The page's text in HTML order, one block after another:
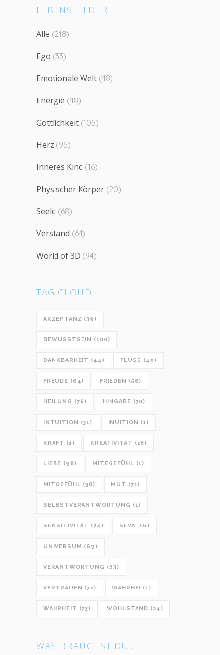
LEBENSFELDER
Alle (218)
Ego (33)
Emotionale Welt (48)
Energie (48)
Göttlichkeit (105)
Herz (95)
Inneres Kind (16)
Physischer Körper (20)
Seele (68)
Verstand (64)
World of 3D (94)
TAG CLOUD
AKZEPTANZ (39)
BEWUSSTSEIN (100)
DANKBARKEIT (44) FLUSS (40)
FREUDE (64) FRIEDEN (56)
HEILUNG (76) HINGABE (70)
INTUITION (31) INUITION (1)
KRAFT (1) KREATIVITÄT (28)
LIEBE (98) MITEGEFÜHL (1)
MITGEFÜHL (38) MUT (71)
SELBSTVERANTWORTUNG (1)
SENSITIVITÄT (24) SEVA (16)
UNIVERSUM (69)
VERANTWORTUNG (63)
VERTRAUEN (72) WAHRHEI (1)
WAHRHEIT (73) WOHLSTAND (24)
WAS BRAUCHST DU…